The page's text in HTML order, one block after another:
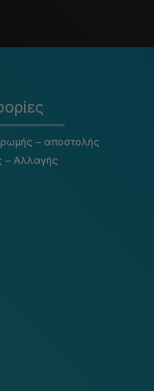
– αποστολής
– Αλλαγής